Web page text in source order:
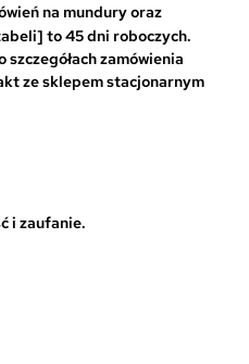
b
r
a
ć
o
na mundury oraz
to 45 dni roboczych.
zamówienia
ze sklepem stacjonarnym
i zaufanie.